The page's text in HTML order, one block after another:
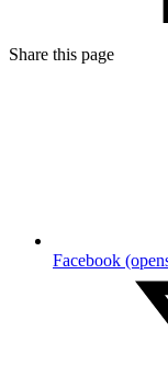
Share this page
Facebook